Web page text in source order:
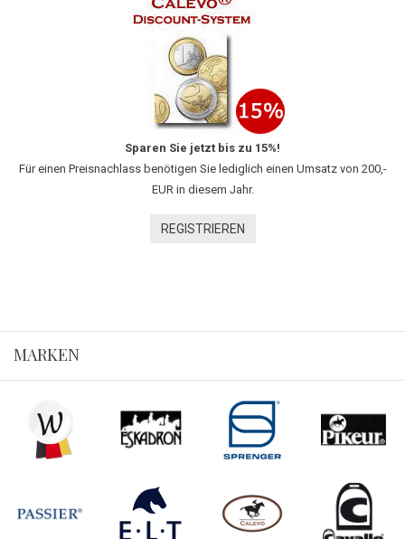
Sparen Sie jetzt bis zu 15%!
Für einen Preisnachlass benötigen Sie lediglich einen Umsatz von 200,-
EUR in diesem Jahr.
REGISTRIEREN
MARKEN